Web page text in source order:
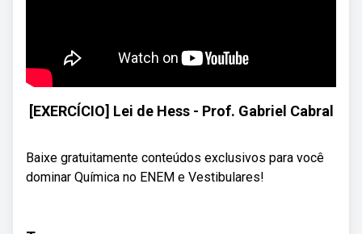
[EXERCÍCIO] Lei de Hess - Prof. Gabriel Cabral
Baixe gratuitamente conteúdos exclusivos para você
dominar Química no ENEM e Vestibulares!